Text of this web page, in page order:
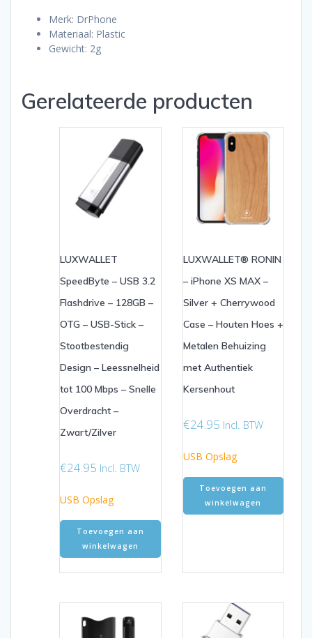
Merk: DrPhone
Materiaal: Plastic
Gewicht: 2g
Gerelateerde producten
LUXWALLET
SpeedByte – USB 3.2
Flashdrive – 128GB –
OTG – USB-Stick –
Stootbestendig
Design – Leessnelheid
tot 100 Mbps – Snelle
Overdracht –
Zwart/Zilver
€24.95 Incl. BTW
USB Opslag
Toevoegen aan
winkelwagen
LUXWALLET® RONIN
– iPhone XS MAX –
Silver + Cherrywood
Case – Houten Hoes +
Metalen Behuizing
met Authentiek
Kersenhout
€24.95 Incl. BTW
USB Opslag
Toevoegen aan
winkelwagen